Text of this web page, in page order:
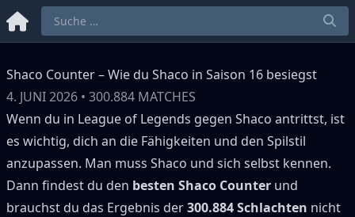
Shaco Counter – Wie du Shaco in Saison 16 besiegst
4. JUNI 2026 • 300.884 MATCHES
Wenn du in League of Legends gegen Shaco antrittst, ist
es wichtig, dich an die Fähigkeiten und den Spilstil
anzupassen. Man muss Shaco und sich selbst kennen.
Dann findest du den besten Shaco Counter und
brauchst du das Ergebnis der300.884Schlachten nicht